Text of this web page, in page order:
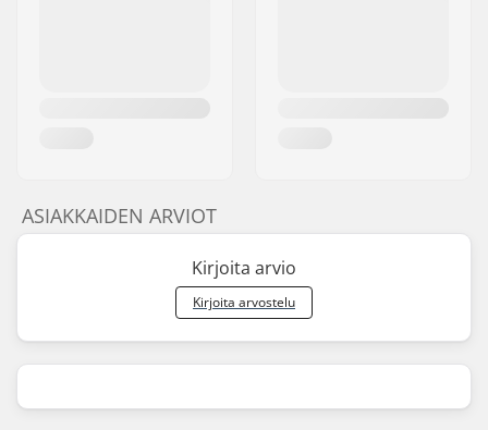
ASIAKKAIDEN ARVIOT
Kirjoita arvio
Kirjoita arvostelu